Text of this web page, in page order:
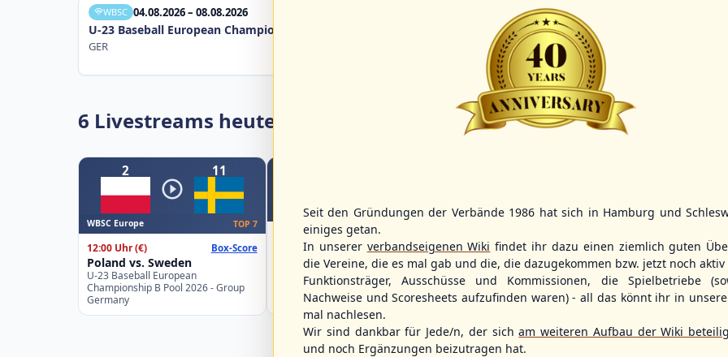
WBSC 04.08.2026 – 08.08.2026
U-23 Baseball European Championship B Pool 2026 - Group Germany
GER
6 Livestreams heute
2 11
WBSC Europe TOP 7
12:00 Uhr(€) Box-Score
Poland vs. Sweden
U-23 Baseball European
Championship B Pool 2026 - Group
Germany
WBSC Europe
15:00 Uhr(€)
Slovakia vs. Spain
U-23 Baseball European
Championship B Pool 2026 - Group
WBSC Europe
Belgium vs. Germany
U-23 Baseball European
Championship B Pool 2026 - Group
Germany
WBSC Europe
11:30 Uhr(€)
Switzerland
U-23 Baseball
Championship B
Spain
Seit den Gründungen der Verbände 1986 hat sich in Hamburg und
einiges getan.
In unserer verbandseigenen Wiki findet ihr dazu einen ziemlich guten
die Vereine, die es mal gab und die, die dazugekommen bzw. jetzt noch aktiv
Funktionsträger, Ausschüsse und Kommissionen, die Spielbetriebe
Nachweise und Scoresheets aufzufinden waren) - all das könnt ihr in
mal nachlesen.
Wir sind dankbar für Jede/n, der sicham weiteren Aufbau der Wiki
und noch Ergänzungen beizutragen hat.